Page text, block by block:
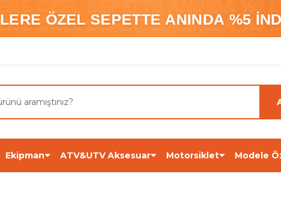
ÖZEL SEPETTE ANINDA %5
ÖZEL SEPETTE ANINDA %5
ÖZEL SEPETTE ANINDA %5
Ekipman ATV&UTV Aksesuar Motorsiklet Modele